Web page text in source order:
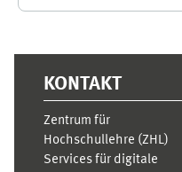
KONTAKT
Zentrum für
Hochschullehre (ZHL)
Services für digitale